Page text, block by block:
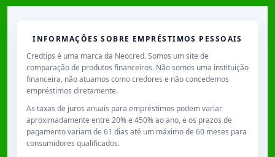
INFORMAÇÕES SOBRE EMPRÉSTIMOS PESSOAIS
Credtips é uma marca da Neocred. Somos um site de
comparação de produtos financeiros. Não somos uma instituição
financeira, não atuamos como credores e não concedemos
empréstimos diretamente.
As taxas de juros anuais para empréstimos podem variar
aproximadamente entre 20% e 450% ao ano, e os prazos de
pagamento variam de 61 dias até um máximo de 60 meses para
consumidores qualificados.